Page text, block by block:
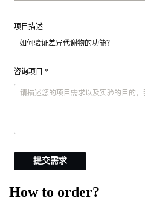
项目描述
咨询项目 *
提交需求
How to order?